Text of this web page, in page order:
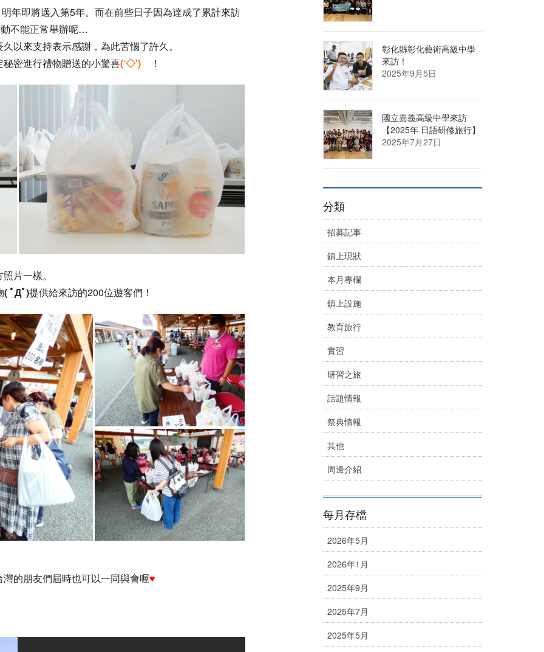
年即將邁入第5年。而在前些日子因為達成了累計來訪
不能正常舉辦呢…
以來支持表示感謝，為此苦惱了許久。
密進行禮物贈送的小驚喜(‘◇’)ゞ ！
片一樣。
( ﾟДﾟ)提供給來訪的200位遊客們！
的朋友們屆時也可以一同與會喔♥
彰化縣彰化藝術高級中學
來訪！
2025年9月5日
國立嘉義高級中學來訪
【2025年 日語研修旅行】
2025年7月27日
分類
招募記事
鎮上現狀
本月專欄
鎮上設施
教育旅行
實習
研習之旅
話題情報
祭典情報
其他
周邊介紹
每月存檔
2026年5月
2026年1月
2025年9月
2025年7月
2025年5月